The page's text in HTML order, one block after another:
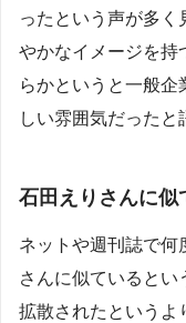
ったという声が多
やかなイメージを持
らかというと一般企
しい雰囲気だったと
石田えりさんに似
ネットや週刊誌で何
さんに似ていると
拡散されたというよ